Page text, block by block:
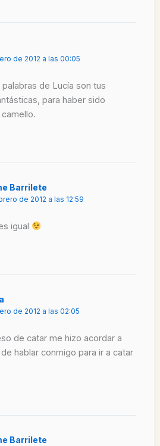
de 2012 a las 00:05
de Lucía son tus
para haber sido
Barrilete
de 2012 a las 12:59
igual
de 2012 a las 02:05
de catar me hizo acordar a
hablar conmigo para ir a catar
Barrilete